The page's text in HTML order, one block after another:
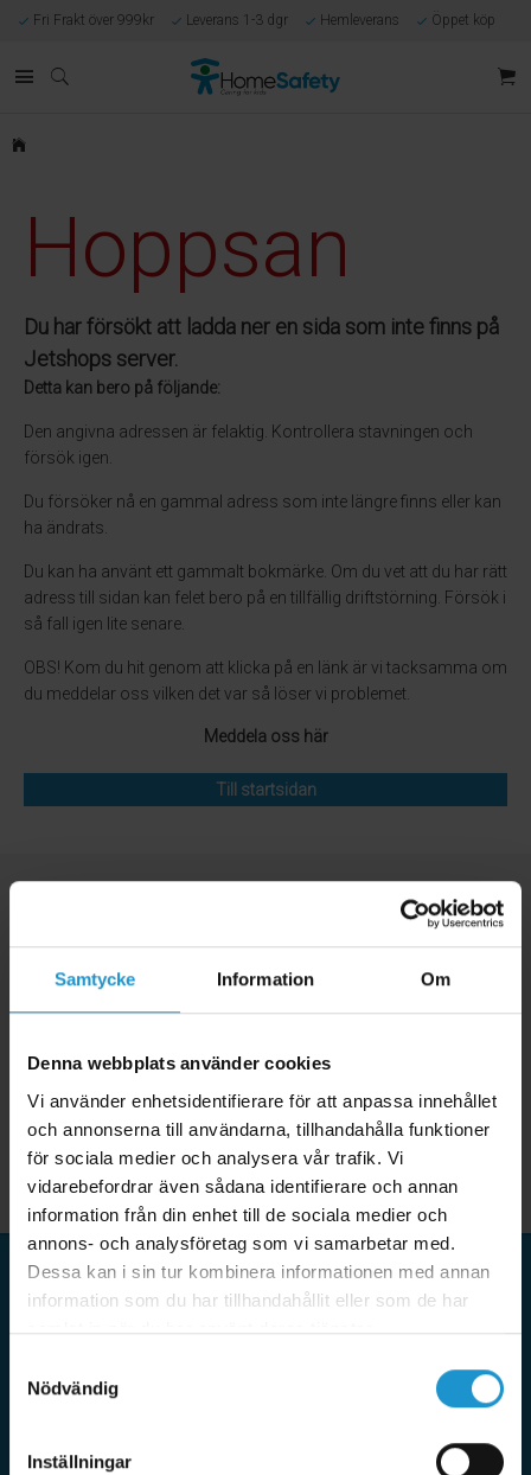
Samtycke Information Om
Denna webbplats använder cookies
Vi använder enhetsidentifierare för att anpassa innehållet
och annonserna till användarna, tillhandahålla funktioner
för sociala medier och analysera vår trafik. Vi
vidarebefordrar även sådana identifierare och annan
information från din enhet till de sociala medier och
annons- och analysföretag som vi samarbetar med.
Dessa kan i sin tur kombinera informationen med annan
information som du har tillhandahållit eller som de har
samlat in när du har använt deras tjänster.
Nödvändig
Inställningar
Fri Frakt över 999kr Leverans 1-3 dgr Hemleverans Öppet köp
Egen tillverkning
Hoppsan
Du har försökt att ladda ner en sida som inte finns på
Jetshops server.
Detta kan bero på följande:
Den angivna adressen är felaktig. Kontrollera stavningen och
försök igen.
Du försöker nå en gammal adress som inte längre finns eller kan
ha ändrats.
Du kan ha använt ett gammalt bokmärke. Om du vet att du har rätt
adress till sidan kan felet bero på en tillfällig driftstörning. Försök i
så fall igen lite senare.
OBS! Kom du hit genom att klicka på en länk är vi tacksamma om
du meddelar oss vilken det var så löser vi problemet.
Meddela oss här
Till startsidan
bara produkter som uppfyller våra högt ställda krav. Vi
säljs på HomeSafety. Utöver det erbjuder vi även tjänster för